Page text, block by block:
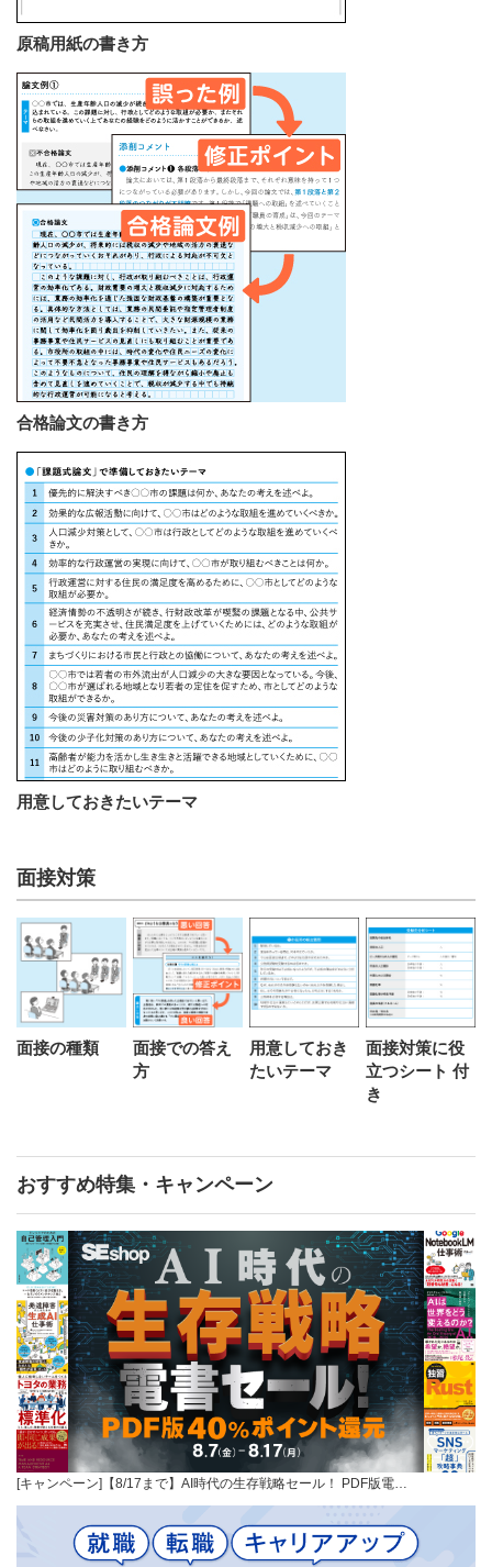
原稿⽤紙の書き⽅
合格論⽂の書き⽅
⽤意しておきたいテーマ
面接対策
⾯接の種類
⾯接での答え
⽅
⽤意しておき
たいテーマ
⾯接対策に役
⽴つシート 付
き
おすすめ特集・キャンペーン
[キャンペーン]【8/17まで】AI時代の生存戦略セール！ PDF版電…